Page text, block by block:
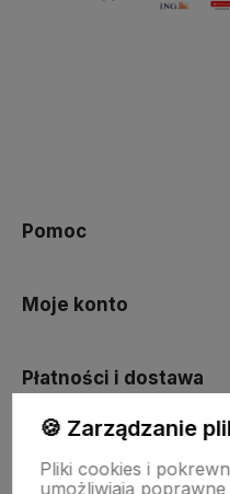
Pomoc
Moje konto
Płatności i dostawa
🍪 Zarządzanie
Pliki cookies i
umożliwiają poprawne